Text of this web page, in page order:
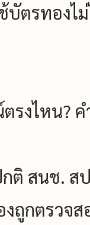
ตรทองไ
รงไหน?
ติ สนช.
ถูกตรวจ